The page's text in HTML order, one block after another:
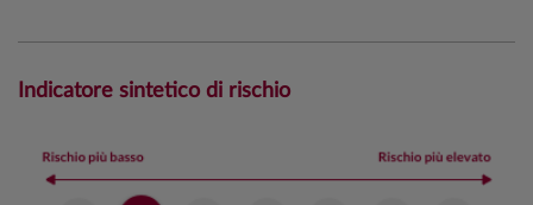
Indicatore sintetico di rischio